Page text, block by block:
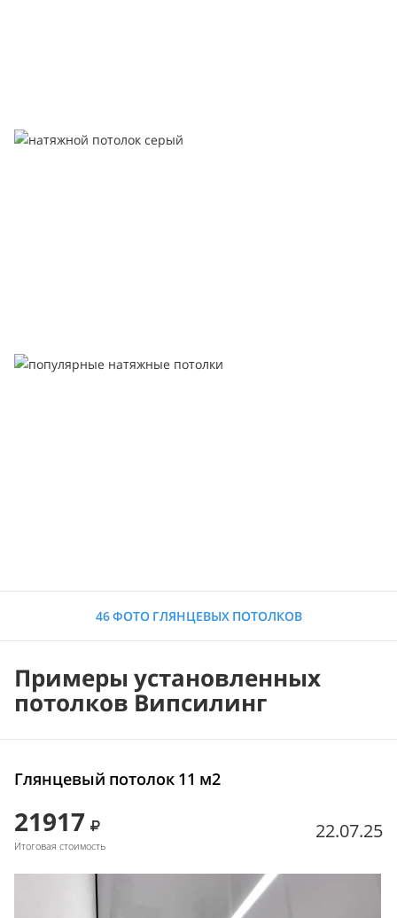
46 ФОТО ГЛЯНЦЕВЫХ ПОТОЛКОВ
Примеры установленных
потолков Випсилинг
Глянцевый потолок 11 м2
21917
Итоговая стоимость
22.07.25